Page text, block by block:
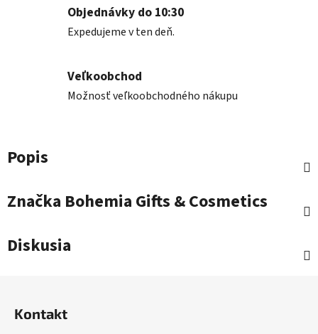
Objednávky do 10:30
Expedujeme v ten deň.
Veľkoobchod
Možnosť veľkoobchodného nákupu
Popis
Značka Bohemia Gifts & Cosmetics
Diskusia
Kontakt